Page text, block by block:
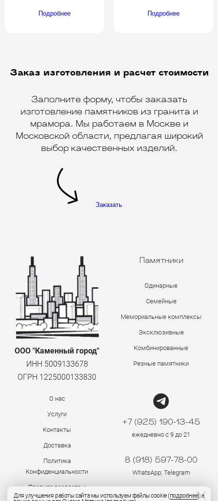
Подробнее Подробнее
Заказ изготовления и расчет стоимости
Заполните форму, чтобы заказать
изготовление памятников из гранита и
мрамора. Мы работаем в Москве и
Московской области, предлагая широкий
выбор качественных изделий.
Заказать
Для улучшения работы сайта мы используем файлы cookie (подробнее), а
ООО "Каменный город"
ИНН 5009133678
ОГРН 1225000133830
Памятники
Одинарные
Семейные
Мемориальные комплексы
Эксклюзивные
Комбинированные
Резные памятники
О нас
Услуги
Контакты
Доставка
Политика
Конфиденциальности
Правила возврата и
возмещения
+7 (925) 190-13-45
ежедневно с 9 до 21
8 (918) 597-78-00
WhatsApp; Telegram